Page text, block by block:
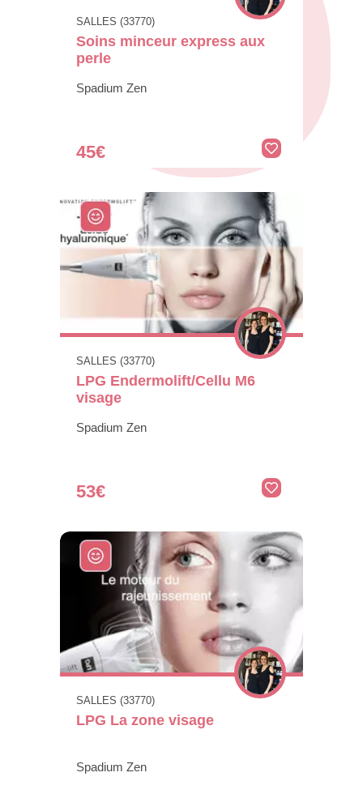
SALLES (33770)
Soins minceur express aux
perle
Spadium Zen
45€
SALLES (33770)
LPG Endermolift/Cellu M6
visage
Spadium Zen
53€
SALLES (33770)
LPG La zone visage
Spadium Zen